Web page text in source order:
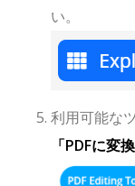
い。
利用可能な
「PDFに変換